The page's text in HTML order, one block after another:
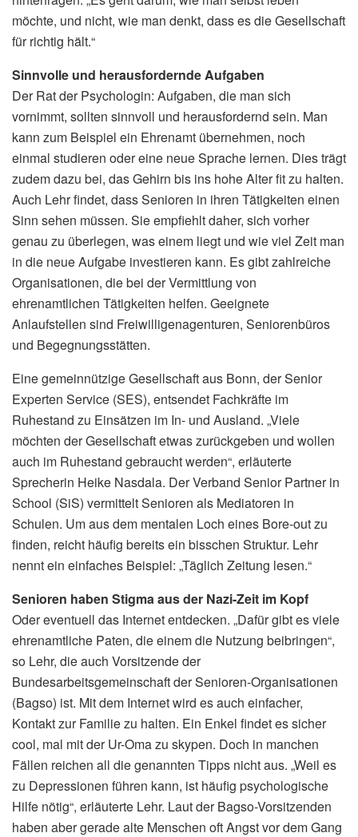
möchte, und nicht, wie man denkt, dass es die Gesellschaft
für richtig hält.“
Sinnvolle und herausfordernde Aufgaben
Der Rat der Psychologin: Aufgaben, die man sich
vornimmt, sollten sinnvoll und herausfordernd sein. Man
kann zum Beispiel ein Ehrenamt übernehmen, noch
einmal studieren oder eine neue Sprache lernen. Dies trägt
zudem dazu bei, das Gehirn bis ins hohe Alter fit zu halten.
Auch Lehr findet, dass Senioren in ihren Tätigkeiten einen
Sinn sehen müssen. Sie empfiehlt daher, sich vorher
genau zu überlegen, was einem liegt und wie viel Zeit man
in die neue Aufgabe investieren kann. Es gibt zahlreiche
Organisationen, die bei der Vermittlung von
ehrenamtlichen Tätigkeiten helfen. Geeignete
Anlaufstellen sind Freiwilligenagenturen, Seniorenbüros
und Begegnungsstätten.
Eine gemeinnützige Gesellschaft aus Bonn, der Senior
Experten Service (SES), entsendet Fachkräfte im
Ruhestand zu Einsätzen im In- und Ausland. „Viele
möchten der Gesellschaft etwas zurückgeben und wollen
auch im Ruhestand gebraucht werden“, erläuterte
Sprecherin Heike Nasdala. Der Verband Senior Partner in
School (SiS) vermittelt Senioren als Mediatoren in
Schulen. Um aus dem mentalen Loch eines Bore-out zu
finden, reicht häufig bereits ein bisschen Struktur. Lehr
nennt ein einfaches Beispiel: „Täglich Zeitung lesen.“
Senioren haben Stigma aus der Nazi-Zeit im Kopf
Oder eventuell das Internet entdecken. „Dafür gibt es viele
ehrenamtliche Paten, die einem die Nutzung beibringen“,
so Lehr, die auch Vorsitzende der
Bundesarbeitsgemeinschaft der Senioren-Organisationen
(Bagso) ist. Mit dem Internet wird es auch einfacher,
Kontakt zur Familie zu halten. Ein Enkel findet es sicher
cool, mal mit der Ur-Oma zu skypen. Doch in manchen
Fällen reichen all die genannten Tipps nicht aus. „Weil es
zu Depressionen führen kann, ist häufig psychologische
Hilfe nötig“, erläuterte Lehr. Laut der Bagso-Vorsitzenden
haben aber gerade alte Menschen oft Angst vor dem Gang